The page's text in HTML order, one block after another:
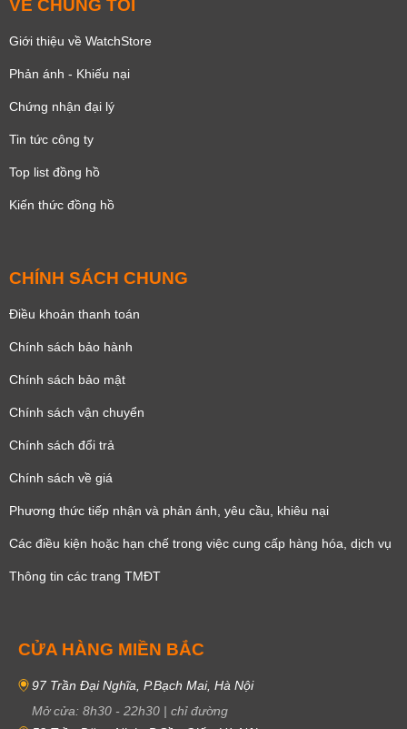
VỀ CHÚNG TÔI
Giới thiệu về WatchStore
Phản ánh - Khiếu nại
Chứng nhận đại lý
Tin tức công ty
Top list đồng hồ
Kiến thức đồng hồ
CHÍNH SÁCH CHUNG
Điều khoản thanh toán
Chính sách bảo hành
Chính sách bảo mật
Chính sách vận chuyển
Chính sách đổi trả
Chính sách về giá
Phương thức tiếp nhận và phản ánh, yêu cầu, khiêu nại
Các điều kiện hoặc hạn chế trong việc cung cấp hàng hóa, dịch vụ
Thông tin các trang TMĐT
CỬA HÀNG MIỀN BẮC
97 Trần Đại Nghĩa, P.Bạch Mai, Hà Nội
Mở cửa: 8h30 - 22h30 | chỉ đường